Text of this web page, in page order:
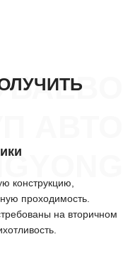
конструкцию,
проходимость.
на вторичном